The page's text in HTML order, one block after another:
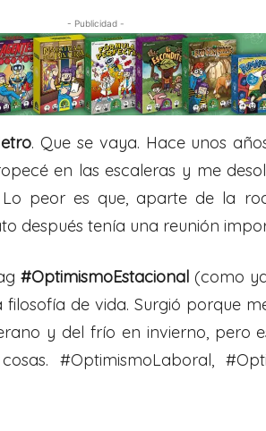
- Publicidad -
. Que se vaya. Hace unos
en las escaleras y me
peor es que, aparte de la
después tenía una reunión
#OptimismoEstacional(como
filosofía de vida. Surgió porque
y del frío en invierno, pero
#OptimismoLaboral,